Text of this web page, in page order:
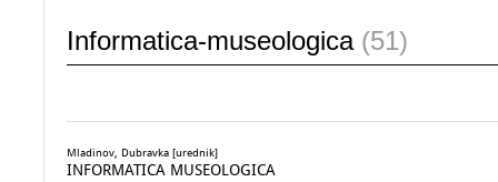
Informatica-museologica (51)
Mladinov, Dubravka [urednik]
INFORMATICA MUSEOLOGICA